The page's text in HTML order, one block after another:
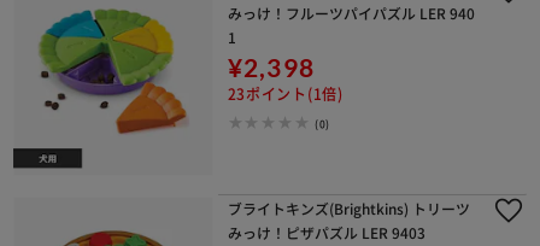
みっけ！フルーツパイパズル LER 940
1
¥2,398
23ポイント(1倍)
(0)
ブライトキンズ(Brightkins) トリーツ
みっけ！ピザパズル LER 9403